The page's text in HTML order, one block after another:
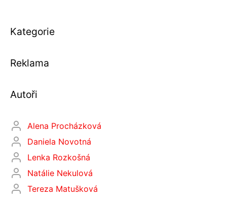
Kategorie
Reklama
Autoři
Alena Procházková
Daniela Novotná
Lenka Rozkošná
Natálie Nekulová
Tereza Matušková